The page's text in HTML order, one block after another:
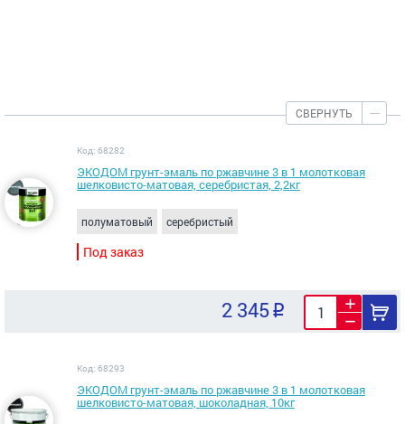
СВЕРНУТЬ
Код: 68282
ЭКОДОМ грунт-эмаль по ржавчине 3 в 1 молотковая
шелковисто-матовая, серебристая, 2,2кг
полуматовый серебристый
Под заказ
2 345
Код: 68293
ЭКОДОМ грунт-эмаль по ржавчине 3 в 1 молотковая
шелковисто-матовая, шоколадная, 10кг